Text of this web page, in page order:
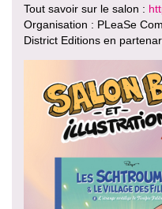
Tout savoir sur le salon :
Organisation : PLeaSe
District Editions en